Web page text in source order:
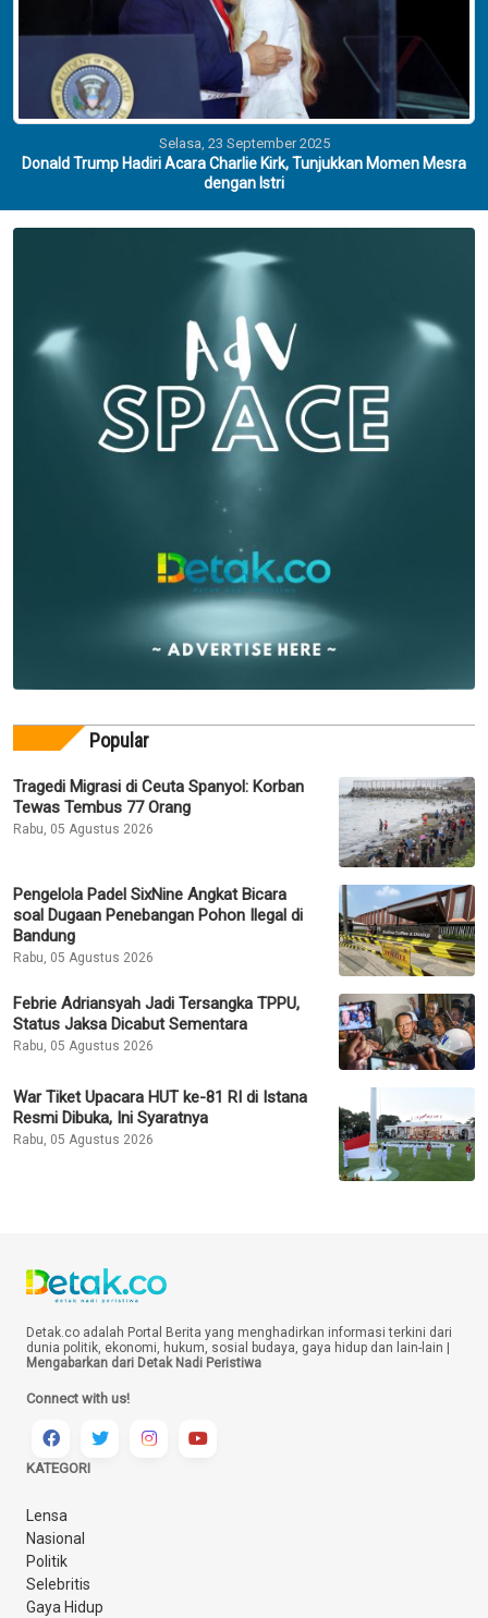
Selasa, 23 September 2025
Donald Trump Hadiri Acara Charlie Kirk, Tunjukkan Momen Mesra
dengan Istri
Popular
Tragedi Migrasi di Ceuta Spanyol: Korban
Tewas Tembus 77 Orang
Rabu, 05 Agustus 2026
Pengelola Padel SixNine Angkat Bicara
soal Dugaan Penebangan Pohon Ilegal di
Bandung
Rabu, 05 Agustus 2026
Febrie Adriansyah Jadi Tersangka TPPU,
Status Jaksa Dicabut Sementara
Rabu, 05 Agustus 2026
War Tiket Upacara HUT ke-81 RI di Istana
Resmi Dibuka, Ini Syaratnya
Rabu, 05 Agustus 2026
Detak.co adalah Portal Berita yang menghadirkan informasi terkini dari
dunia politik, ekonomi, hukum, sosial budaya, gaya hidup dan lain-lain |
Mengabarkan dari Detak Nadi Peristiwa
Connect with us!
KATEGORI
Lensa
Nasional
Politik
Selebritis
Gaya Hidup